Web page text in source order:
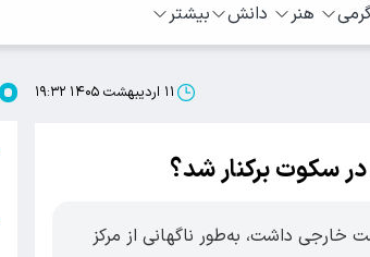
هنر دانش بیشتر
۱۱ اردیبهشت ۱۴۰۵ ۱۹:۳۲
در سکوت برکنار شد؟
خارجی داشت، به‌طور ناگهانی از مرکز